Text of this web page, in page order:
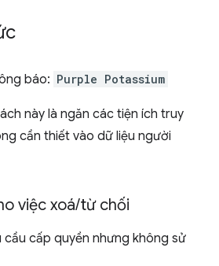
báo: Purple Potassium
này là ngăn các tiện ích truy
cần thiết vào dữ liệu người
việc xoá/từ chối
cầu cấp quyền nhưng không sử